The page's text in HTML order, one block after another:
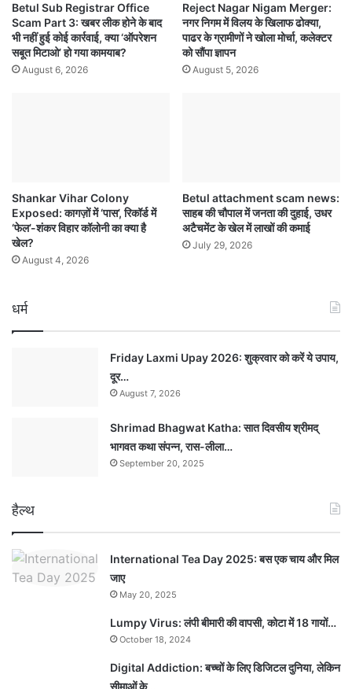
Betul Sub Registrar Office
Scam Part 3: खबर लीक होने के बाद
भी नहीं हुई कोई कार्रवाई, क्या ‘ऑपरेशन
सबूत मिटाओ’ हो गया कामयाब?
August 6, 2026
Reject Nagar Nigam Merger:
नगर निगम में विलय के खिलाफ ढोक्या,
पाढर के ग्रामीणों ने खोला मोर्चा, कलेक्टर
को सौंपा ज्ञापन
August 5, 2026
Shankar Vihar Colony
Exposed: कागज़ों में ‘पास’, रिकॉर्ड में
‘फेल’-शंकर विहार कॉलोनी का क्या है
खेल?
August 4, 2026
Betul attachment scam news:
साहब की चौपाल में जनता की दुहाई, उधर
अटैचमेंट के खेल में लाखों की कमाई
July 29, 2026
धर्म
Friday Laxmi Upay 2026: शुक्रवार को करें ये उपाय,
दूर…
August 7, 2026
Shrimad Bhagwat Katha: सात दिवसीय श्रीमद्
भागवत कथा संपन्न, रास-लीला…
September 20, 2025
हैल्थ
International Tea Day 2025: बस एक चाय और मिल
जाए
May 20, 2025
Lumpy Virus: लंपी बीमारी की वापसी, कोटा में 18 गायों…
October 18, 2024
Digital Addiction: बच्चों के लिए डिजिटल दुनिया, लेकिन
सीमाओं के…